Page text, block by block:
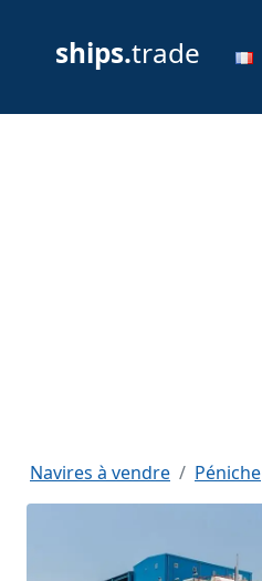
ships.trade
Navires à vendre
Péniche